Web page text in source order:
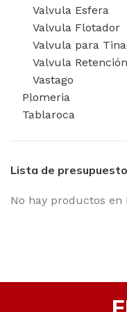
Valvula Esfera
Valvula Flotador
Valvula para
Valvula Retención
Vastago
Plomeria
Tablaroca
Lista de
No hay productos en